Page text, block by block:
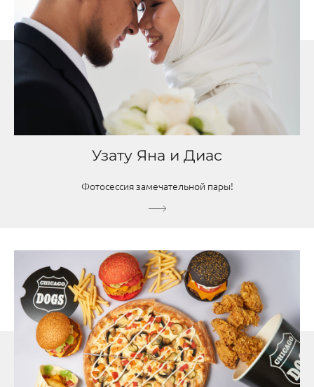
Узату Яна и Диас
Фотосессия замечательной пары!